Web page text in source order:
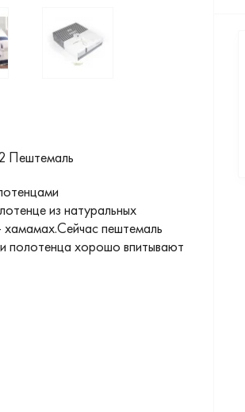
Пештемаль
из натуральных
хамамах.Сейчас пештемаль
полотенца хорошо впитывают